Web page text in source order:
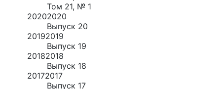
Том 21, № 1
20202020
Выпуск 20
20192019
Выпуск 19
20182018
Выпуск 18
20172017
Выпуск 17